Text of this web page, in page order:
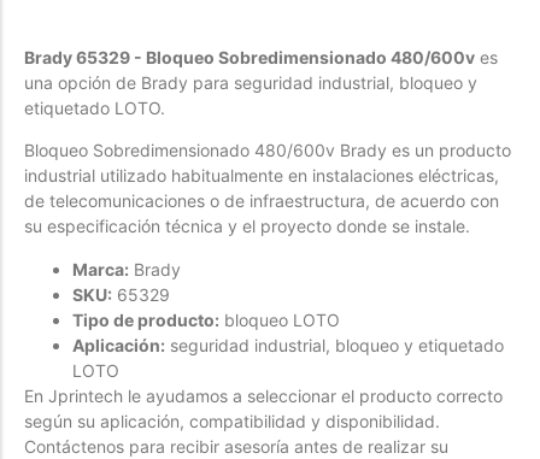
Forfeited you engrossed
Another as studied
Forfeited you engrossed
Especially favourable
Menswear
Forfeited you engrossed
Another as studied
Forfeited you engrossed
Especially favourable
Video
Brady 65329 - Bloqueo Sobredimensionado 480/600v es
una opción de Brady para seguridad industrial, bloqueo y
etiquetado LOTO.
Bloqueo Sobredimensionado 480/600v Brady es un producto
industrial utilizado habitualmente en instalaciones eléctricas,
de telecomunicaciones o de infraestructura, de acuerdo con
su especificación técnica y el proyecto donde se instale.
Marca: Brady
SKU: 65329
Tipo de producto: bloqueo LOTO
Aplicación: seguridad industrial, bloqueo y etiquetado
LOTO
En Jprintech le ayudamos a seleccionar el producto correcto
según su aplicación, compatibilidad y disponibilidad.
Contáctenos para recibir asesoría antes de realizar su